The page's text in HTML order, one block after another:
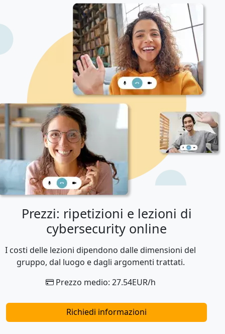
Prezzi: ripetizioni e lezioni di
cybersecurity online
I costi delle lezioni dipendono dalle dimensioni del
gruppo, dal luogo e dagli argomenti trattati.
Prezzo medio: 27.54EUR/h
Richiedi informazioni